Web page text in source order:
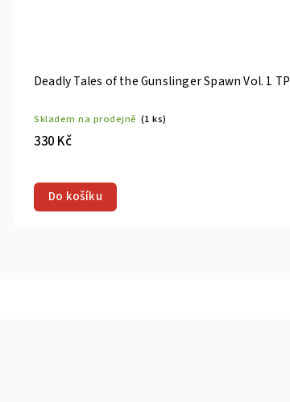
Deadly Tales of the Gunslinger Spawn Vol. 1 TP
Skladem na prodejně (1 ks)
330 Kč
Do košíku